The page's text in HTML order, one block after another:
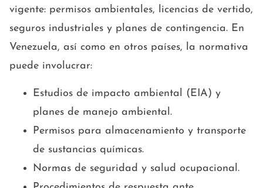
vigente: permisos ambientales, licencias de vertido,
seguros industriales y planes de contingencia. En
Venezuela, así como en otros países, la normativa
puede involucrar:
Estudios de impacto ambiental (EIA) y
planes de manejo ambiental.
Permisos para almacenamiento y transporte
de sustancias químicas.
Normas de seguridad y salud ocupacional.